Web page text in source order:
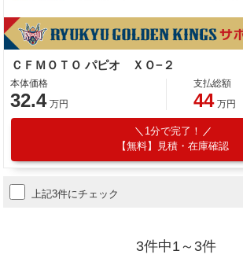
ＣＦＭＯＴＯ パピオ ＸＯ−２
本体価格
32.4 万円
支払総額
44 万円
1分で完了！
【無料】見積・在庫確認
上記3件にチェック
3件中1～3件